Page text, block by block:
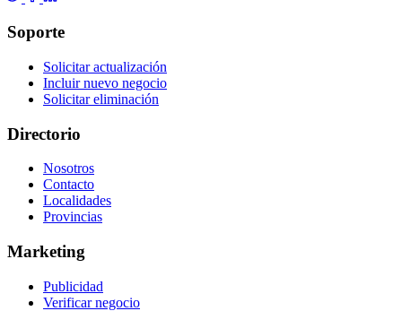
Soporte
Solicitar actualización
Incluir nuevo negocio
Solicitar eliminación
Directorio
Nosotros
Contacto
Localidades
Provincias
Marketing
Publicidad
Verificar negocio